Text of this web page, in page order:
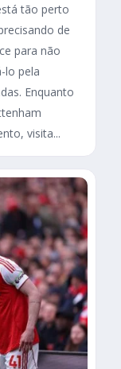
tão perto
de
para não
lo pela
Enquanto
visita...